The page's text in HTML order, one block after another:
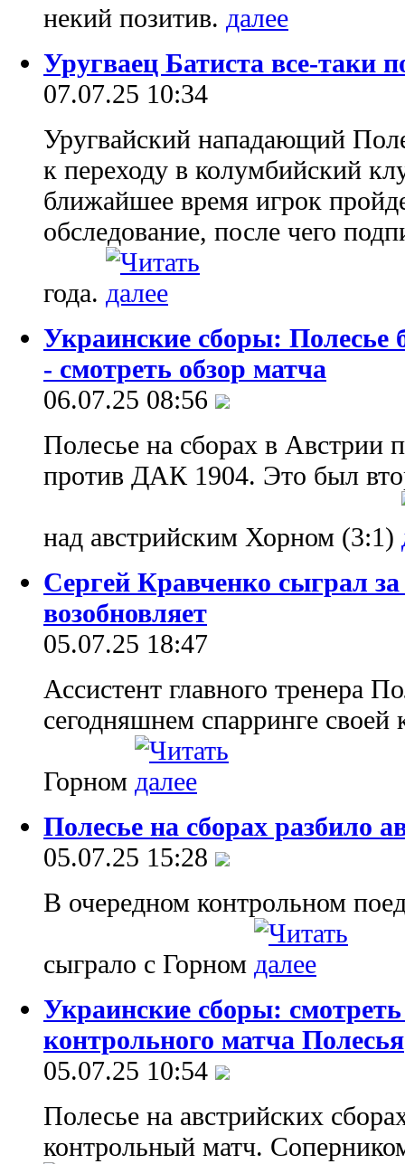
некий позитив.
Уругваец Батиста все-таки
07.07.25 10:34
Уругвайский нападающий
к переходу в колумбийский
ближайшее время игрок
обследование, после чего
года.
Украинские сборы:
- смотреть обзор матча
06.07.25 08:56
Полесье на сборах в Австрии
против ДАК 1904. Это был
над австрийским Хорном (3:1)
Сергей Кравченко сыграл
возобновляет
05.07.25 18:47
Ассистент главного тренера
сегодняшнем спарринге
Горном
Полесье на сборах разбило
05.07.25 15:28
В очередном контрольном
сыграло с Горном
Украинские сборы:
контрольного матча Полесья
05.07.25 10:54
Полесье на австрийских
контрольный матч.